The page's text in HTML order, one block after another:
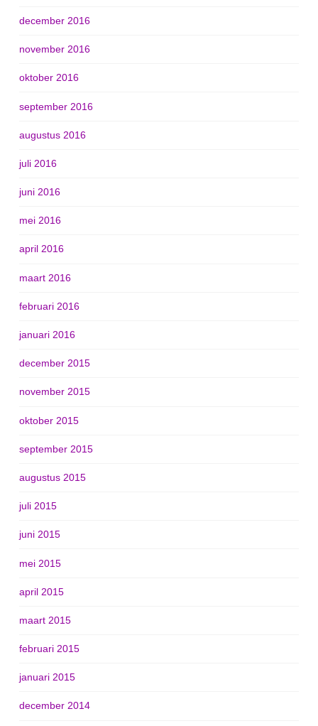
december 2016
november 2016
oktober 2016
september 2016
augustus 2016
juli 2016
juni 2016
mei 2016
april 2016
maart 2016
februari 2016
januari 2016
december 2015
november 2015
oktober 2015
september 2015
augustus 2015
juli 2015
juni 2015
mei 2015
april 2015
maart 2015
februari 2015
januari 2015
december 2014